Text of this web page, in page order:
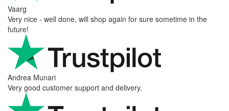
Hanna
Def recommend! Even with the trust pilot results, I'm always a bit
scared ordering from websites I did not hear of before, but this
one is 100% solid ...